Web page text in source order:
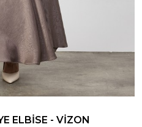
ELBISE - VIZON